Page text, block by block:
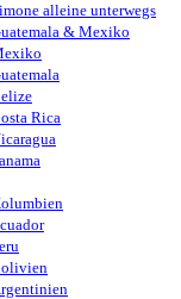
alleine unterwegs
& Mexiko
Rica